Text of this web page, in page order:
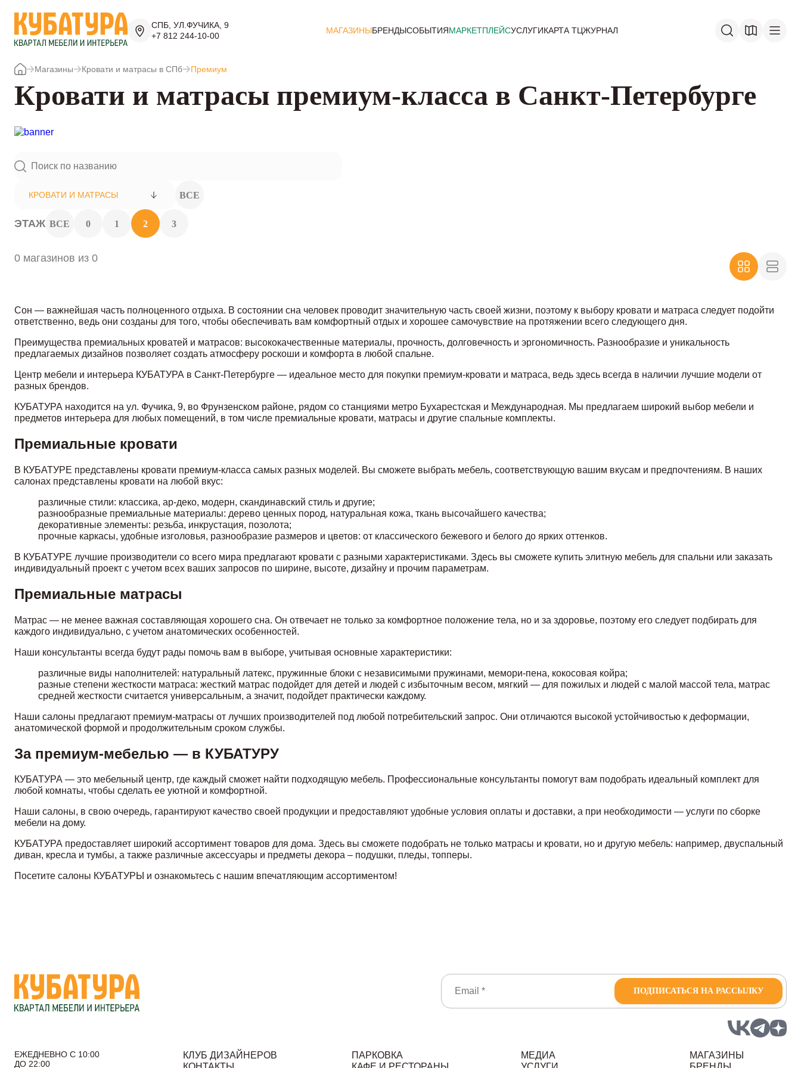
СПБ, УЛ.ФУЧИКА, 9
+7 812 244-10-00
МАГАЗИНЫБРЕНДЫСОБЫТИЯМАРКЕТПЛЕЙСУСЛУГИКАРТА ТЦЖУРНАЛ
Магазины Кровати и матрасы в СПб Премиум
Кровати и матрасы премиум-класса в Санкт-Петербурге
КРОВАТИ И МАТРАСЫ ВСЕ
ЭТАЖ ВСЕ 0 1 2 3
0 магазинов из 0
Сон — важнейшая часть полноценного отдыха. В состоянии сна человек проводит значительную часть своей жизни, поэтому к выбору кровати и матраса следует подойти
ответственно, ведь они созданы для того, чтобы обеспечивать вам комфортный отдых и хорошее самочувствие на протяжении всего следующего дня.
Преимущества премиальных кроватей и матрасов: высококачественные материалы, прочность, долговечность и эргономичность. Разнообразие и уникальность
предлагаемых дизайнов позволяет создать атмосферу роскоши и комфорта в любой спальне.
Центр мебели и интерьера КУБАТУРА в Санкт-Петербурге — идеальное место для покупки премиум-кровати и матраса, ведь здесь всегда в наличии лучшие модели от
разных брендов.
КУБАТУРА находится на ул. Фучика, 9, во Фрунзенском районе, рядом со станциями метро Бухарестская и Международная. Мы предлагаем широкий выбор мебели и
предметов интерьера для любых помещений, в том числе премиальные кровати, матрасы и другие спальные комплекты.
Премиальные кровати
В КУБАТУРЕ представлены кровати премиум-класса самых разных моделей. Вы сможете выбрать мебель, соответствующую вашим вкусам и предпочтениям. В наших
салонах представлены кровати на любой вкус:
различные стили: классика, ар-деко, модерн, скандинавский стиль и другие;
разнообразные премиальные материалы: дерево ценных пород, натуральная кожа, ткань высочайшего качества;
декоративные элементы: резьба, инкрустация, позолота;
прочные каркасы, удобные изголовья, разнообразие размеров и цветов: от классического бежевого и белого до ярких оттенков.
В КУБАТУРЕ лучшие производители со всего мира предлагают кровати с разными характеристиками. Здесь вы сможете купить элитную мебель для спальни или заказать
индивидуальный проект с учетом всех ваших запросов по ширине, высоте, дизайну и прочим параметрам.
Премиальные матрасы
Матрас — не менее важная составляющая хорошего сна. Он отвечает не только за комфортное положение тела, но и за здоровье, поэтому его следует подбирать для
каждого индивидуально, с учетом анатомических особенностей.
Наши консультанты всегда будут рады помочь вам в выборе, учитывая основные характеристики:
различные виды наполнителей: натуральный латекс, пружинные блоки с независимыми пружинами, мемори-пена, кокосовая койра;
разные степени жесткости матраса: жесткий матрас подойдет для детей и людей с избыточным весом, мягкий — для пожилых и людей с малой массой тела, матрас
средней жесткости считается универсальным, а значит, подойдет практически каждому.
Наши салоны предлагают премиум-матрасы от лучших производителей под любой потребительский запрос. Они отличаются высокой устойчивостью к деформации,
анатомической формой и продолжительным сроком службы.
За премиум-мебелью — в КУБАТУРУ
КУБАТУРА — это мебельный центр, где каждый сможет найти подходящую мебель. Профессиональные консультанты помогут вам подобрать идеальный комплект для
любой комнаты, чтобы сделать ее уютной и комфортной.
Наши салоны, в свою очередь, гарантируют качество своей продукции и предоставляют удобные условия оплаты и доставки, а при необходимости — услуги по сборке
мебели на дому.
КУБАТУРА предоставляет широкий ассортимент товаров для дома. Здесь вы сможете подобрать не только матрасы и кровати, но и другую мебель: например, двуспальный
диван, кресла и тумбы, а также различные аксессуары и предметы декора – подушки, пледы, топперы.
Посетите салоны КУБАТУРЫ и ознакомьтесь с нашим впечатляющим ассортиментом!
ПОДПИСАТЬСЯ НА РАССЫЛКУ
ЕЖЕДНЕВНО С 10:00
ДО 22:00
КЛУБ ДИЗАЙНЕРОВ
ПАРКОВКА
МЕДИА
МАГАЗИНЫ